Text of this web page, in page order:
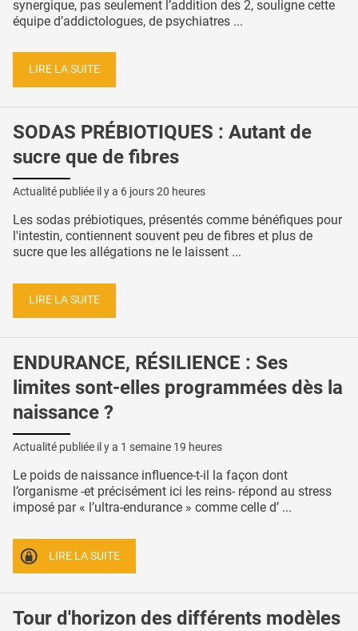
synergique, pas seulement l’addition des 2, souligne cette
équipe d’addictologues, de psychiatres ...
LIRE LA SUITE
SODAS PRÉBIOTIQUES : Autant de
sucre que de fibres
Actualité publiée il y a 6 jours 20 heures
Les sodas prébiotiques, présentés comme bénéfiques pour
l'intestin, contiennent souvent peu de fibres et plus de
sucre que les allégations ne le laissent ...
LIRE LA SUITE
ENDURANCE, RÉSILIENCE : Ses
limites sont-elles programmées dès la
naissance ?
Actualité publiée il y a 1 semaine 19 heures
Le poids de naissance influence-t-il la façon dont
l’organisme -et précisément ici les reins- répond au stress
imposé par « l’ultra-endurance » comme celle d’ ...
LIRE LA SUITE
Tour d'horizon des différents modèles